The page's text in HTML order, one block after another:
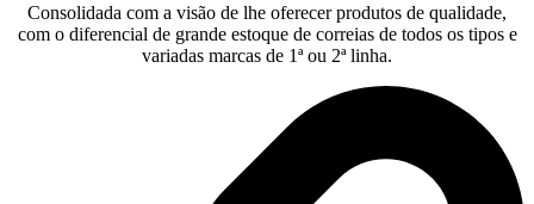
Consolidada com a visão de lhe oferecer produtos de qualidade,
com o diferencial de grande estoque de correias de todos os tipos e
variadas marcas de 1ª ou 2ª linha.